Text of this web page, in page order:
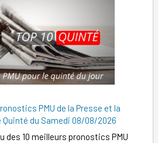
PMU de la Presse et la
Quinté du Samedi 08/08/2026
des 10 meilleurs pronostics PMU